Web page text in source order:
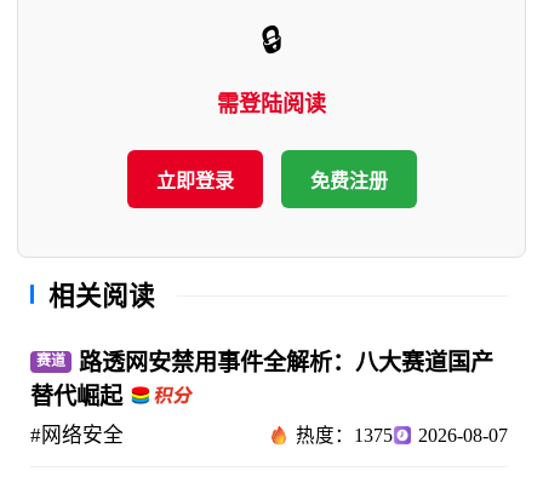
🔒
需登陆阅读
立即登录 免费注册
相关阅读
赛道
路透网安禁用事件全解析：八大赛道国产
替代崛起
#网络安全 热度：1375 2026-08-07